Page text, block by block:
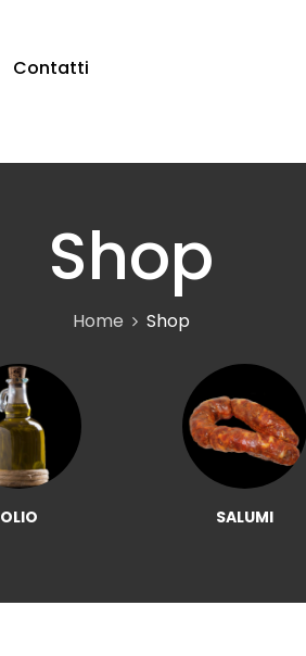
Contatti
Shop
Home Shop
OLIO SALUMI